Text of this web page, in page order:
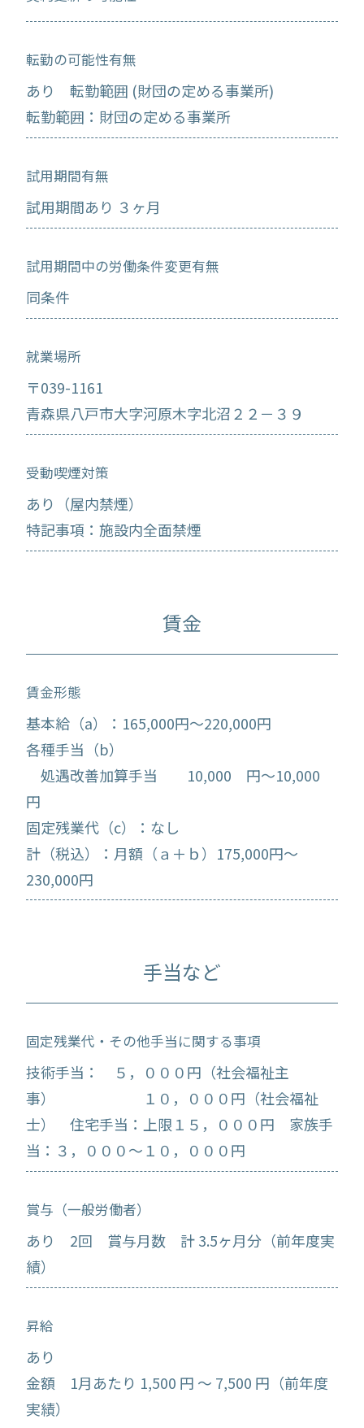
転勤の可能性有無
あり 転勤範囲 (財団の定める事業所)
転勤範囲：財団の定める事業所
試用期間有無
試用期間あり ３ヶ月
試用期間中の労働条件変更有無
同条件
就業場所
〒039-1161
青森県八戸市大字河原木字北沼２２－３９
受動喫煙対策
あり（屋内禁煙）
特記事項：施設内全面禁煙
賃金
賃金形態
基本給（a）：165,000円～220,000円
各種手当（b）
処遇改善加算手当 10,000 円～10,000
円
固定残業代（c）：なし
計（税込）：月額（ａ＋ｂ）175,000円～
230,000円
手当など
固定残業代・その他手当に関する事項
技術手当： ５，０００円（社会福祉主
事） １０，０００円（社会福祉
士） 住宅手当：上限１５，０００円 家族手
当：３，０００～１０，０００円
賞与（一般労働者）
あり 2回 賞与月数 計 3.5ヶ月分（前年度実
績）
昇給
あり
金額 1月あたり 1,500 円 ～ 7,500 円（前年度
実績）